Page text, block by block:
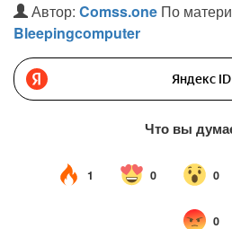
Автор: Comss.one По
Bleepingcomputer